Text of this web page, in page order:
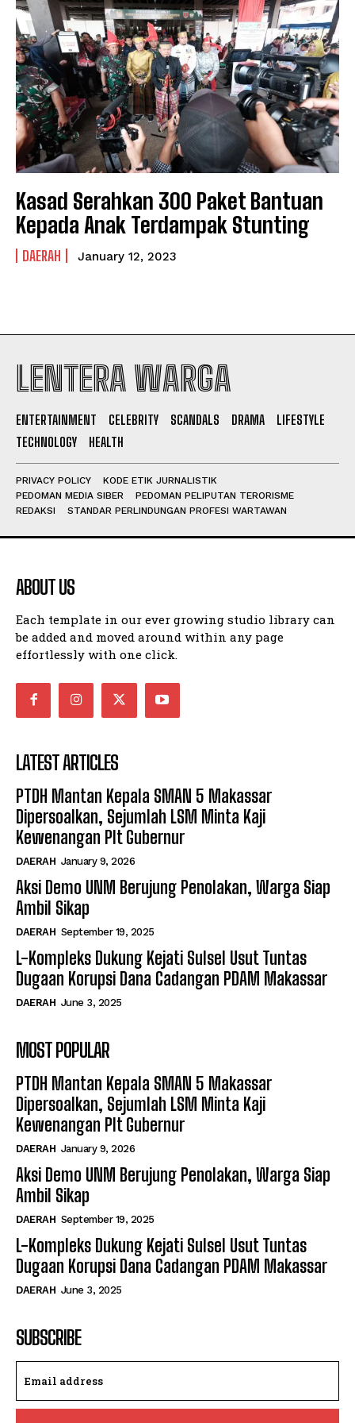
NEWSLETTER
NEWSLETTER
I WANT IN
I've read and accept the
Kasad Serahkan 300 Paket Bantuan
Kepada Anak Terdampak Stunting
DAERAH January 12, 2023
LENTERA WARGA
ENTERTAINMENT CELEBRITY SCANDALS DRAMA
LIFESTYLE
TECHNOLOGY
HEALTH
PRIVACY POLICY
KODE ETIK JURNALISTIK
PEDOMAN MEDIA SIBER
PEDOMAN PELIPUTAN TERORISME
REDAKSI
STANDAR PERLINDUNGAN PROFESI WARTAWAN
ABOUT US
Each template in our ever growing studio library can
be added and moved around within any page
effortlessly with one click.
LATEST ARTICLES
PTDH Mantan Kepala SMAN 5 Makassar
Dipersoalkan, Sejumlah LSM Minta Kaji
Kewenangan Plt Gubernur
DAERAH January 9, 2026
Aksi Demo UNM Berujung Penolakan, Warga Siap
Ambil Sikap
DAERAH September 19, 2025
L-Kompleks Dukung Kejati Sulsel Usut Tuntas
Dugaan Korupsi Dana Cadangan PDAM Makassar
DAERAH June 3, 2025
MOST POPULAR
PTDH Mantan Kepala SMAN 5 Makassar
Dipersoalkan, Sejumlah LSM Minta Kaji
Kewenangan Plt Gubernur
DAERAH January 9, 2026
Aksi Demo UNM Berujung Penolakan, Warga Siap
Ambil Sikap
DAERAH September 19, 2025
L-Kompleks Dukung Kejati Sulsel Usut Tuntas
Dugaan Korupsi Dana Cadangan PDAM Makassar
DAERAH June 3, 2025
SUBSCRIBE